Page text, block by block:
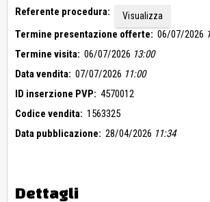
Abitazione
Abitazione
Magazzino:
Referente procedura:
Visualizza
Termine presentazione offerte: 06/07/2026
Termine visita: 06/07/2026 13:00
Data vendita: 07/07/2026 11:00
ID inserzione PVP: 4570012
Codice vendita: 1563325
Data pubblicazione: 28/04/2026 11:34
Dettagli